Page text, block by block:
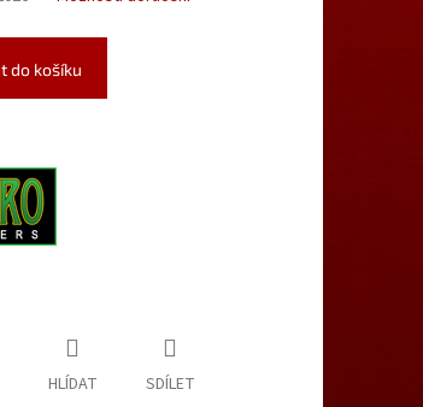
do košíku
HLÍDAT SDÍLET